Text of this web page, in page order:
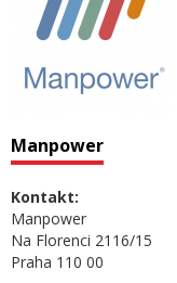
Manpower
Kontakt:
Manpower
Na Florenci 2116/15
Praha 110 00